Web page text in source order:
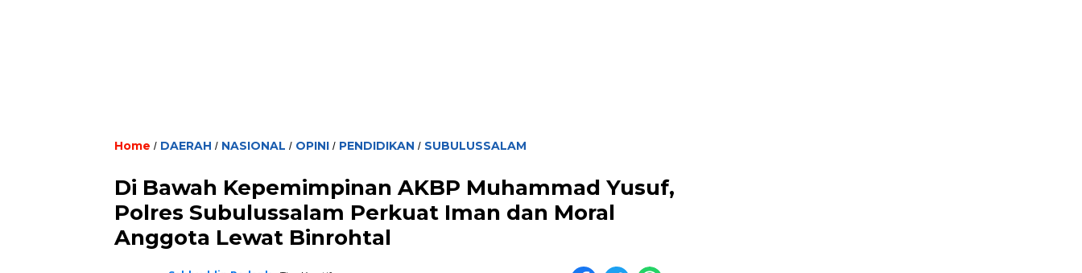
Home / DAERAH / NASIONAL / OPINI / PENDIDIKAN / SUBULUSSALAM
Di Bawah Kepemimpinan AKBP Muhammad Yusuf,
Polres Subulussalam Perkuat Iman dan Moral
Anggota Lewat Binrohtal